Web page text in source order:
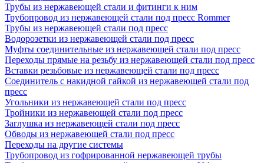
Трубы из нержавеющей стали и фитинги к ним
Трубопровод из нержавеющей стали под пресс Rommer
Трубы из нержавеющей стали под пресс
Водорозетки из нержавеющей стали под пресс
Муфты соединительные из нержавеющей стали под пресс
Переходы прямые на резьбу из нержавеющей стали под пресс
Вставки резьбовые из нержавеющей стали под пресс
Соединитель с накидной гайкой из нержавеющей стали под
пресс
Угольники из нержавеющей стали под пресс
Тройники из нержавеющей стали под пресс
Заглушка из нержавеющей стали под пресс
Обводы из нержавеющей стали под пресс
Переходы на другие системы
Трубопровод из гофрированной нержавеющей трубы